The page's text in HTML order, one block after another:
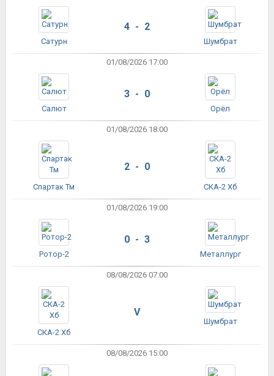
Сатурн
4 - 2
Шумбрат
01/08/2026 17:00
Салют
3 - 0
Орёл
01/08/2026 18:00
Спартак Тм
2 - 0
СКА-2 Хб
01/08/2026 19:00
Ротор-2
0 - 3
Металлург
08/08/2026 07:00
СКА-2 Хб
V
Шумбрат
08/08/2026 15:00